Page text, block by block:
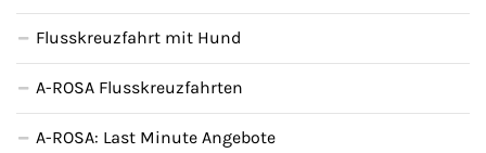
Flusskreuzfahrt mit Hund
A-ROSA Flusskreuzfahrten
A-ROSA: Last Minute Angebote